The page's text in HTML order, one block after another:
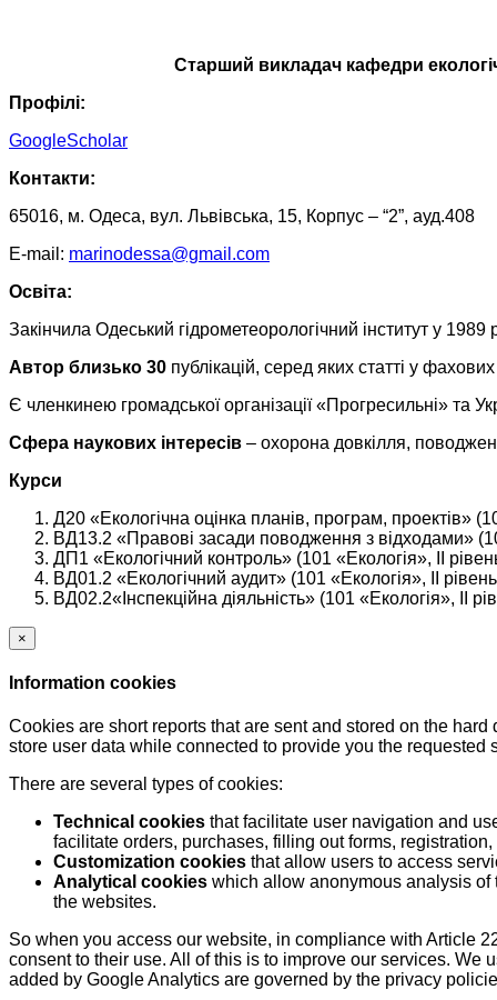
Старший викладач кафедри
Профілі:
GoogleScholar
Контакти:
65016, м. Одеса, вул. Львівська, 15, Корпус – “2”, ауд.408
E-mail: marinodessa@gmail.com
Освіта:
Закінчила Одеський гідрометеорологічний інститут у
Автор близько 30 публікацій, серед яких статті у
Є членкинею громадської організації «Прогресильні» та
Сфера наукових інтересів – охорона довкілля,
Курси
Д20 «Екологічна оцінка планів, програм, проектів»
ВД13.2 «Правові засади поводження з відходами»
ДП1 «Екологічний контроль» (101 «Екологія», IІ
ВД01.2 «Екологічний аудит» (101 «Екологія», IІ
ВД02.2«Інспекційна діяльність» (101 «Екологія», IІ
×
Information cookies
Cookies are short reports that are sent and stored on the
store user data while connected to provide you the
There are several types of cookies:
Technical cookies that facilitate user navigation and
facilitate orders, purchases, filling out forms,
Customization cookies that allow users to access
Analytical cookies which allow anonymous analysis
the websites.
So when you access our website, in compliance with Article
consent to their use. All of this is to improve our services.
added by Google Analytics are governed by the privacy